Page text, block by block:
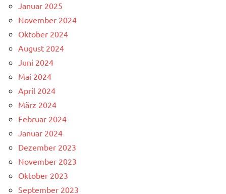
Januar 2025
November 2024
Oktober 2024
August 2024
Juni 2024
Mai 2024
April 2024
März 2024
Februar 2024
Januar 2024
Dezember 2023
November 2023
Oktober 2023
September 2023